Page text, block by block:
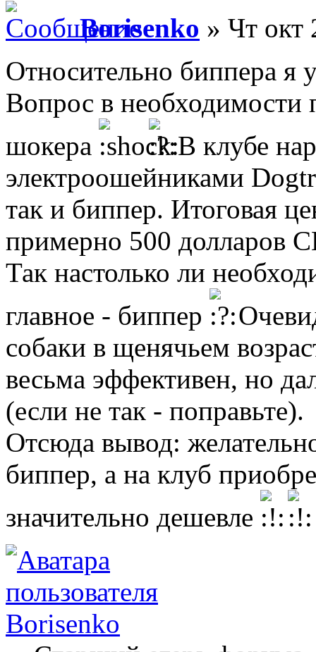
Borisenko » Чт окт
Относительно биппера я
Вопрос в необходимости
шокера
В клубе
электроошейниками
так и биппер. Итоговая
примерно 500 долларов
Так настолько ли
главное - биппер
собаки в щенячьем
весьма эффективен, но
(если не так - поправьте).
Отсюда вывод:
биппер, а на клуб
значительно дешевле
Borisenko